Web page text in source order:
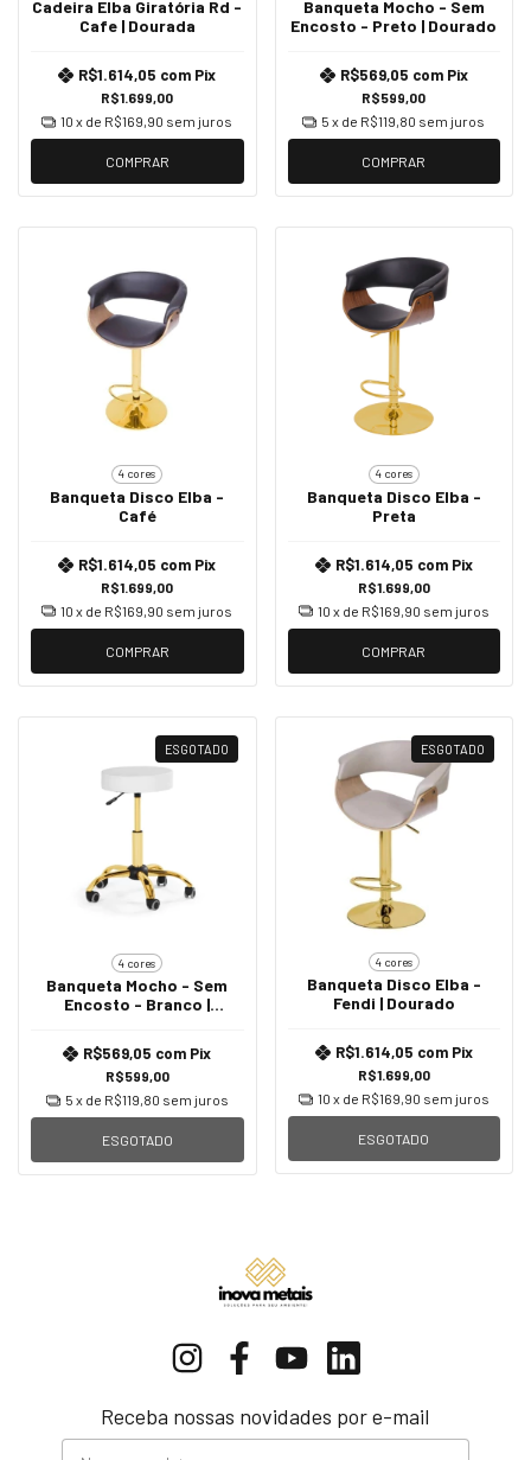
Cadeira Elba Giratória Rd -
Cafe | Dourada
R$1.699,00
R$1.614,05 com Pix
10 x de R$169,90 sem juros
COMPRAR
Banqueta Mocho - Sem
Encosto - Preto | Dourado
R$599,00
R$569,05 com Pix
5 x de R$119,80 sem juros
COMPRAR
4 cores
Banqueta Disco Elba -
Café
R$1.699,00
R$1.614,05 com Pix
10 x de R$169,90 sem juros
COMPRAR
4 cores
Banqueta Disco Elba -
Preta
R$1.699,00
R$1.614,05 com Pix
10 x de R$169,90 sem juros
COMPRAR
ESGOTADO
4 cores
Banqueta Mocho - Sem
Encosto - Branco |
R$599,00
R$569,05 com Pix
5 x de R$119,80 sem juros
ESGOTADO
ESGOTADO
4 cores
Banqueta Disco Elba -
Fendi | Dourado
R$1.699,00
R$1.614,05 com Pix
10 x de R$169,90 sem juros
ESGOTADO
Receba nossas novidades por e-mail